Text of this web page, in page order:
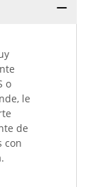
o
le
de
con